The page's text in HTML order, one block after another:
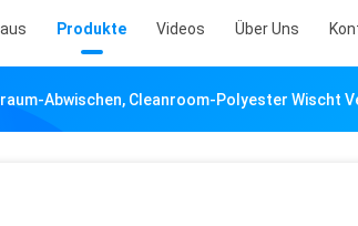
Produkte Videos Über Uns
Abwischen, Cleanroom-Polyester Wischt